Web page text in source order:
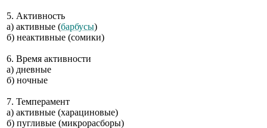
5. Активность
а) активные (барбусы)
б) неактивные (сомики)
6. Время активности
а) дневные
б) ночные
7. Темперамент
а) активные (харациновые)
б) пугливые (микрорасборы)